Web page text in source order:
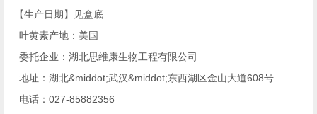
【生产日期】见盒底
叶黄素产地：美国
委托企业：湖北思维康生物工程有限公司
地址：湖北&middot;武汉&middot;东西湖区金山大道608号
电话：027-85882356